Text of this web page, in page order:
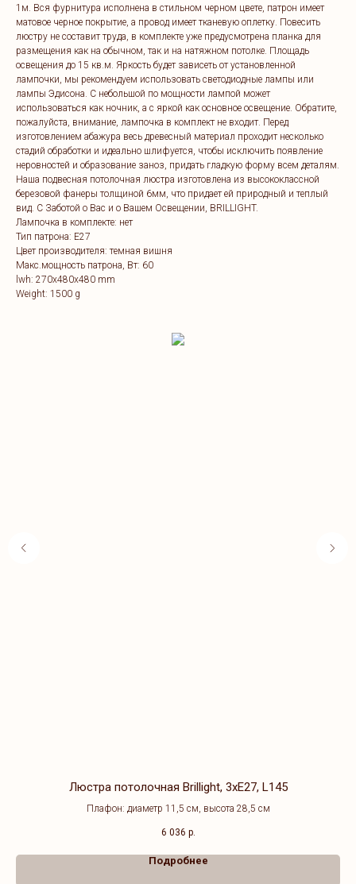
1м. Вся фурнитура исполнена в стильном черном цвете, патрон имеет
матовое черное покрытие, а провод имеет тканевую оплетку. Повесить
люстру не составит труда, в комплекте уже предусмотрена планка для
размещения как на обычном, так и на натяжном потолке. Площадь
освещения до 15 кв.м. Яркость будет зависеть от установленной
лампочки, мы рекомендуем использовать светодиодные лампы или
лампы Эдисона. С небольшой по мощности лампой может
использоваться как ночник, а с яркой как основное освещение. Обратите,
пожалуйста, внимание, лампочка в комплект не входит. Перед
изготовлением абажура весь древесный материал проходит несколько
стадий обработки и идеально шлифуется, чтобы исключить появление
неровностей и образование заноз, придать гладкую форму всем деталям.
Наша подвесная потолочная люстра изготовлена из высококлассной
березовой фанеры толщиной 6мм, что придает ей природный и теплый
вид. C Заботой о Вас и о Вашем Освещении, BRILLIGHT.
Лампочка в комплекте: нет
Тип патрона: Е27
Цвет производителя: темная вишня
Макс.мощность патрона, Вт: 60
lwh: 270x480x480 mm
Weight: 1500 g
Люстра потолочная Brillight, 3хE27, L145
Плафон: диаметр 11,5 см, высота 28,5 см
6 036 р.
Подробнее